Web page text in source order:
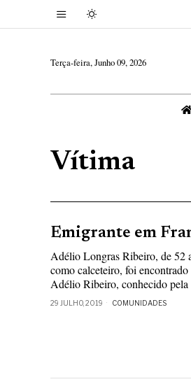
Terça-feira, Junho 09, 2026
Vítima
Emigrante em
Adélio Longras Ribeiro, de 52
como calceteiro, foi
Adélio Ribeiro, conhecido pela
29 JULHO, 2019 COMUNIDADES